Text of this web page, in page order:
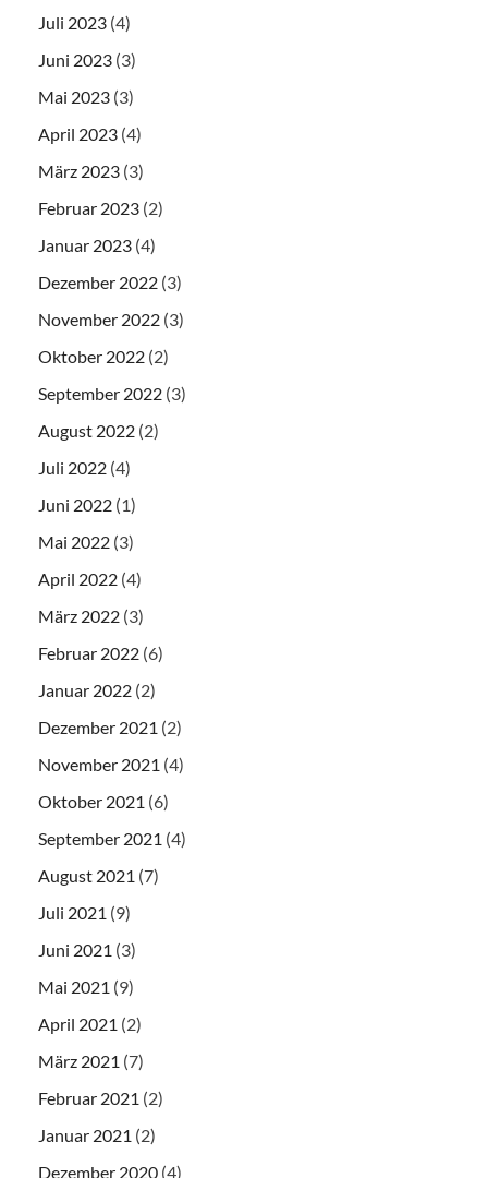
Juli 2023 (4)
Juni 2023 (3)
Mai 2023 (3)
April 2023 (4)
März 2023 (3)
Februar 2023 (2)
Januar 2023 (4)
Dezember 2022 (3)
November 2022 (3)
Oktober 2022 (2)
September 2022 (3)
August 2022 (2)
Juli 2022 (4)
Juni 2022 (1)
Mai 2022 (3)
April 2022 (4)
März 2022 (3)
Februar 2022 (6)
Januar 2022 (2)
Dezember 2021 (2)
November 2021 (4)
Oktober 2021 (6)
September 2021 (4)
August 2021 (7)
Juli 2021 (9)
Juni 2021 (3)
Mai 2021 (9)
April 2021 (2)
März 2021 (7)
Februar 2021 (2)
Januar 2021 (2)
Dezember 2020 (4)